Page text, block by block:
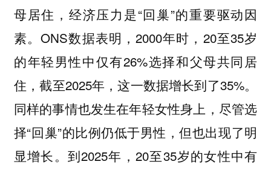
母居住，经济压力是“回巢”的重要驱动因
素。ONS数据表明，2000年时，20至35岁
的年轻男性中仅有26%选择和父母共同居
住，截至2025年，这一数据增长到了35%。
同样的事情也发生在年轻女性身上，尽管选
择“回巢”的比例仍低于男性，但也出现了明
显增长。到2025年，20至35岁的女性中有